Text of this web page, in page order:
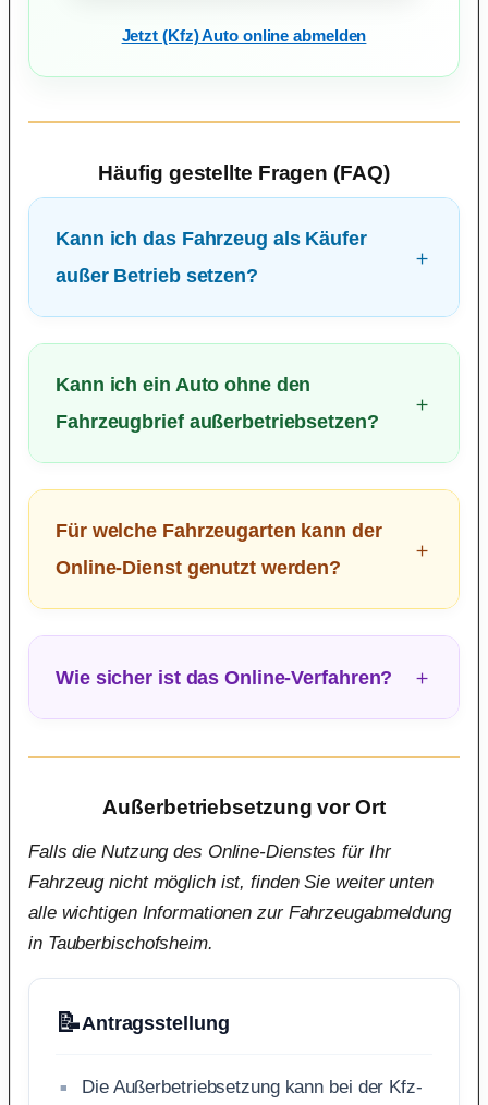
Jetzt (Kfz) Auto online abmelden
Häufig gestellte Fragen (FAQ)
Kann ich das Fahrzeug als Käufer
außer Betrieb setzen?
Kann ich ein Auto ohne den
Fahrzeugbrief außerbetriebsetzen?
Für welche Fahrzeugarten kann der
Online-Dienst genutzt werden?
Wie sicher ist das Online-Verfahren?
Außerbetriebsetzung vor Ort
Falls die Nutzung des Online-Dienstes für Ihr
Fahrzeug nicht möglich ist, finden Sie weiter unten
alle wichtigen Informationen zur Fahrzeugabmeldung
in Tauberbischofsheim.
📝Antragsstellung
Die Außerbetriebsetzung kann bei der Kfz-